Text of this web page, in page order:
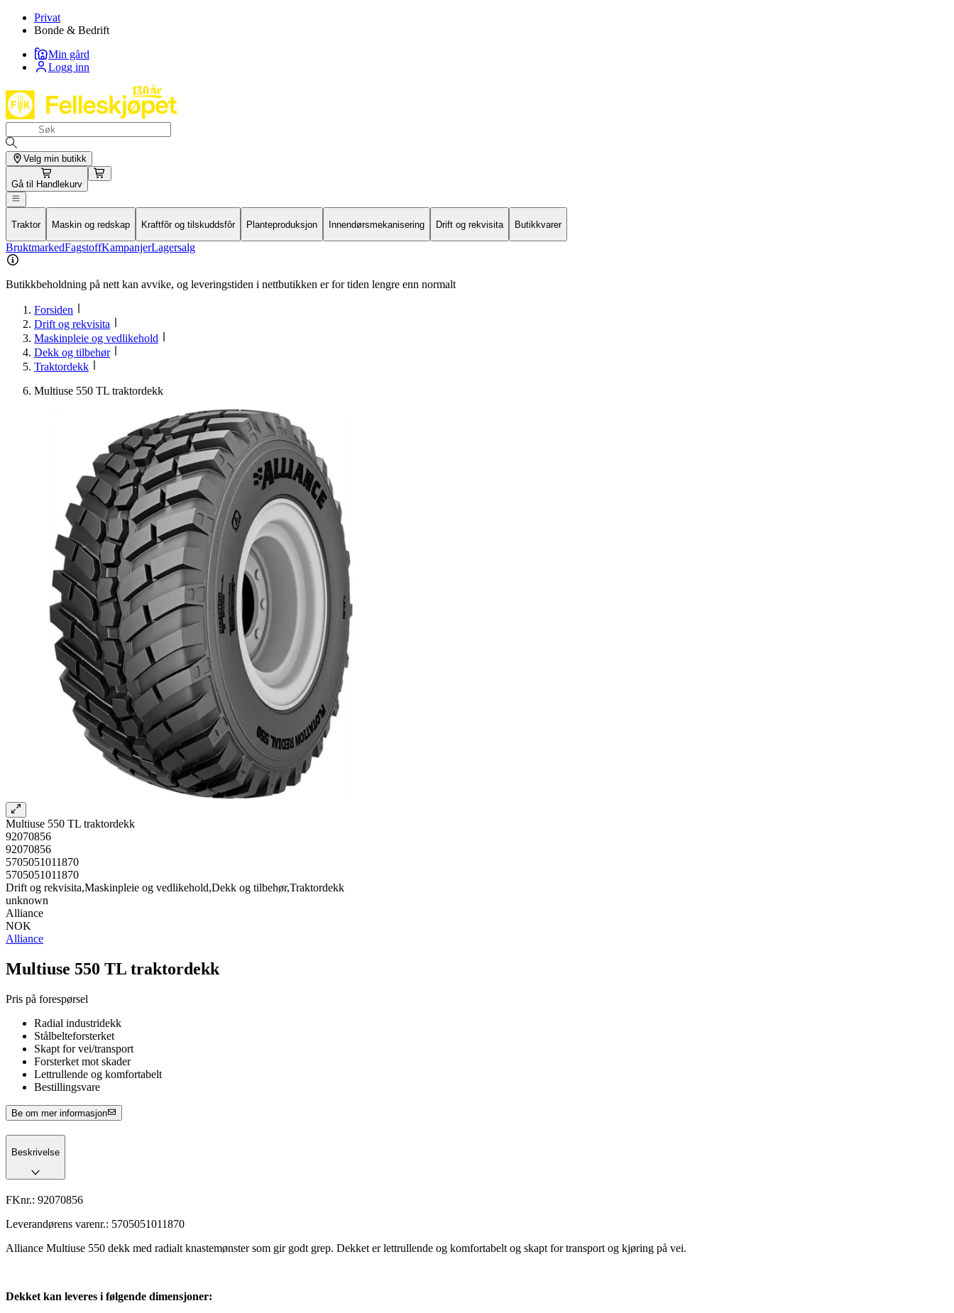
Privat
Bonde & Bedrift
Min gård
Logg inn
Velg min butikk
Gå til Handlekurv
Traktor Maskin og redskap Kraftfôr og tilskuddsfôr Planteproduksjon Innendørsmekanisering Drift og rekvisita Butikkvarer
BruktmarkedFagstoffKampanjerLagersalg
Butikkbeholdning på nett kan avvike, og leveringstiden i nettbutikken er for tiden lengre enn normalt
Forsiden
Drift og rekvisita
Maskinpleie og vedlikehold
Dekk og tilbehør
Traktordekk
Multiuse 550 TL traktordekk
Multiuse 550 TL traktordekk
92070856
92070856
5705051011870
5705051011870
Drift og rekvisita,Maskinpleie og vedlikehold,Dekk og tilbehør,Traktordekk
unknown
Alliance
NOK
Alliance
Multiuse 550 TL traktordekk
Pris på forespørsel
Radial industridekk
Stålbelteforsterket
Skapt for vei/transport
Forsterket mot skader
Lettrullende og komfortabelt
Bestillingsvare
Be om mer informasjon
Beskrivelse
FKnr.: 92070856
Leverandørens varenr.: 5705051011870
Alliance Multiuse 550 dekk med radialt knastemønster som gir godt grep. Dekket er lettrullende og komfortabelt og skapt for transport og kjøring på vei.
Dekket kan leveres i følgende dimensjoner: